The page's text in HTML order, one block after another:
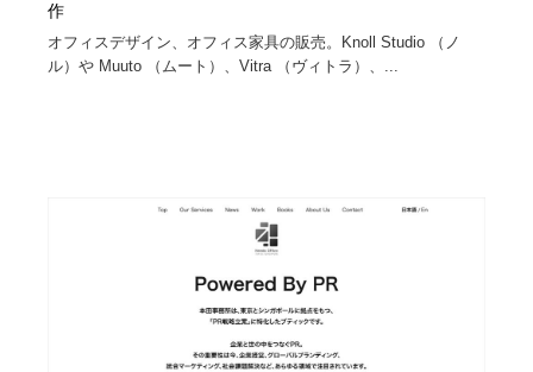
作
オフィスデザイン、オフィス家具の販売。Knoll Studio （ノ
ル）や Muuto （ムート）、Vitra （ヴィトラ）、...